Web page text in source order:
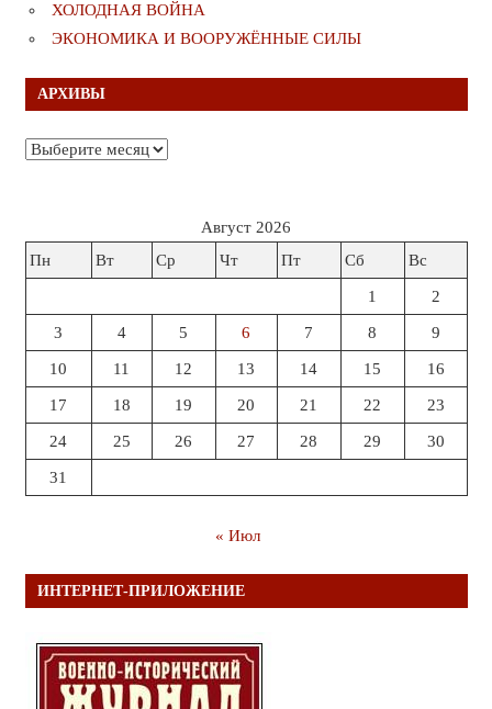
ХОЛОДНАЯ ВОЙНА
ЭКОНОМИКА И ВООРУЖЁННЫЕ СИЛЫ
АРХИВЫ
Архивы
Август 2026
Пн
Вт Ср Чт Пт Сб Вс
1 2
3 4 5 6 7 8 9
10 11 12 13 14 15 16
17 18 19 20 21 22 23
24 25 26 27 28 29 30
31
« Июл
ИНТЕРНЕТ-ПРИЛОЖЕНИЕ